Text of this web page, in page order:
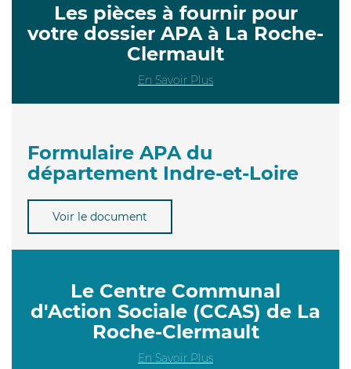
Les pièces à fournir pour
votre dossier APA à La Roche-
Clermault
En Savoir Plus
Formulaire APA du
département Indre-et-Loire
Voir le document
Le Centre Communal
d'Action Sociale (CCAS) de La
Roche-Clermault
En Savoir Plus